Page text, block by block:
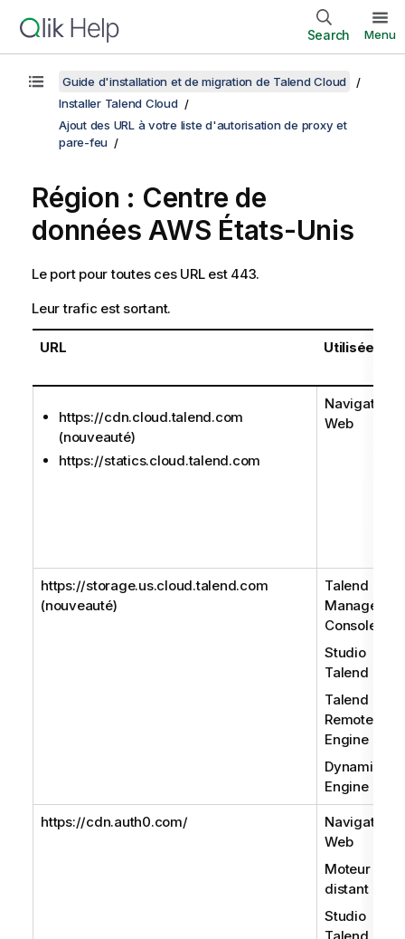
Search Menu
Guide d'installation et de migration de Talend Cloud
Installer Talend Cloud
Ajout des URL à votre liste d'autorisation de proxy et
pare-feu
Région : Centre de
données AWS États-Unis
Le port pour toutes ces URL est 443.
Leur trafic est sortant.
URL Utilisée par
https://cdn.cloud.talend.com
(nouveauté)
https://statics.cloud.talend.com
Navigateur
Web
https://storage.us.cloud.talend.com
(nouveauté)
Talend
Console
Studio
Talend
Talend
Remote
Engine
Dynamic
Engine
https://cdn.auth0.com/
Navigateur
Web
Moteur
distant
Studio